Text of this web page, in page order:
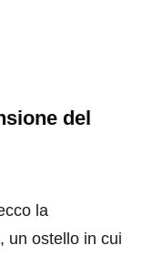
del
la
un ostello in cui